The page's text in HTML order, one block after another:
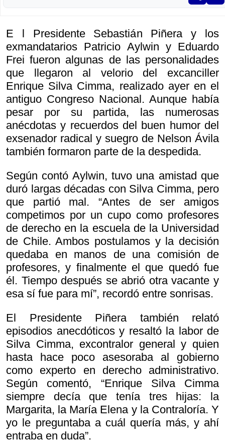
E l Presidente Sebastián Piñera y los
exmandatarios Patricio Aylwin y Eduardo
Frei fueron algunas de las personalidades
que llegaron al velorio del excanciller
Enrique Silva Cimma, realizado ayer en el
antiguo Congreso Nacional. Aunque había
pesar por su partida, las numerosas
anécdotas y recuerdos del buen humor del
exsenador radical y suegro de Nelson Ávila
también formaron parte de la despedida.
Según contó Aylwin, tuvo una amistad que
duró largas décadas con Silva Cimma, pero
que partió mal. “Antes de ser amigos
competimos por un cupo como profesores
de derecho en la escuela de la Universidad
de Chile. Ambos postulamos y la decisión
quedaba en manos de una comisión de
profesores, y finalmente el que quedó fue
él. Tiempo después se abrió otra vacante y
esa sí fue para mí”, recordó entre sonrisas.
El Presidente Piñera también relató
episodios anecdóticos y resaltó la labor de
Silva Cimma, excontralor general y quien
hasta hace poco asesoraba al gobierno
como experto en derecho administrativo.
Según comentó, “Enrique Silva Cimma
siempre decía que tenía tres hijas: la
Margarita, la María Elena y la Contraloría. Y
yo le preguntaba a cuál quería más, y ahí
entraba en duda”.